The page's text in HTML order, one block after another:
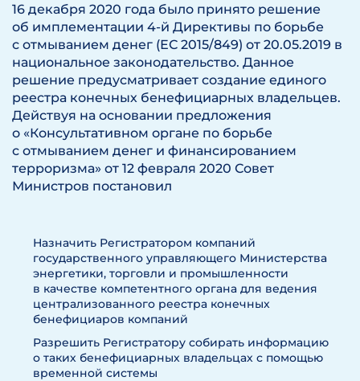
16 декабря 2020 года было принято решение
об имплементации 4-й Директивы по борьбе
с отмыванием денег (ЕС 2015/849) от 20.05.2019 в
национальное законодательство. Данное
решение предусматривает создание единого
реестра конечных бенефициарных владельцев.
Действуя на основании предложения
о «Консультативном органе по борьбе
с отмыванием денег и финансированием
терроризма» от 12 февраля 2020 Совет
Министров постановил
Назначить Регистратором компаний
государственного управляющего Министерства
энергетики, торговли и промышленности
в качестве компетентного органа для ведения
централизованного реестра конечных
бенефициаров компаний
Разрешить Регистратору собирать информацию
о таких бенефициарных владельцах с помощью
временной системы